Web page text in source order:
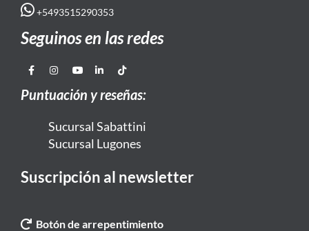
+5493515290353
Seguinos en las redes
Puntuación y reseñas:
Sucursal Sabattini
Sucursal Lugones
Suscripción al newsletter
Botón de arrepentimiento